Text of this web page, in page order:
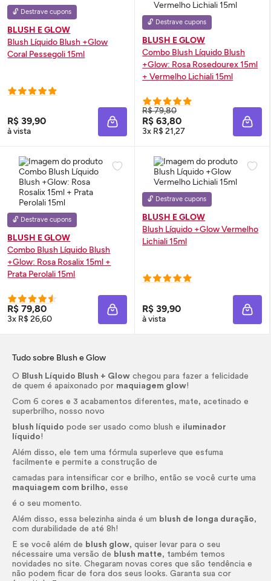
🔓 Destrave cupons
BLUSH E GLOW
Blush Líquido Blush +Glow
Coral Pessegoli 15ml
R$ 39,90
à vista ADICIONAR À SACOLA
🔓 Destrave cupons
BLUSH E GLOW
Combo Blush Líquido Blush
+Glow: Rosa Rosedourex 15ml
+ Vermelho Lichiali 15ml
R$ 79,80
R$ 63,80
3x R$ 21,27
🔓 Destrave cupons
BLUSH E GLOW
Combo Blush Líquido Blush
+Glow: Rosa Rosalix 15ml +
Prata Perolali 15ml
R$ 79,80
3x R$ 26,60 ADICIONAR À SACOLA
🔓 Destrave cupons
BLUSH E GLOW
Blush Líquido +GlowVermelho
Lichiali 15ml
R$ 39,90
à vista
Tudo sobre Blush eGlow
O Blush Líquido Blush + Glow chegou para fazer a felicidade
de quem é apaixonado por maquiagem glow!
Com 6 cores e 3 acabamentos diferentes, mate, acetinado e
superbrilho, nosso novo
blush
líquido pode ser usado como blush e iluminador
líquido!
Além disso, ele tem uma fórmula superleve que esfuma
facilmente e permite a construção de
camadas para intensificar cor e brilho, então se você curte uma
maquiagem com brilho, esse
é o seu momento.
Além disso, essa belezinha ainda é um blush de longa duração,
com durabilidade de até 8h!
E se você além de blush glow, quiser levar para o seu
nécessaire uma versão de blush matte, também temos
novidades no site. Chegaram novas cores que são tendência e
não podem ficar de fora dos seus looks. Garanta sua cor